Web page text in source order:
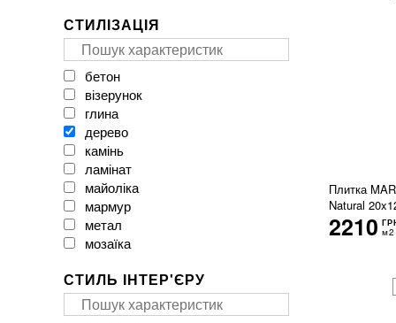
Плитка
Natural
2210 м2
CERAMICHE BRENNERO
CasaInfinita
Ceramica Santa Claus
Ceramika Color
Ceramika Gres
Ceramika Konskie
Cerpa
Cerrad
Cersanit
Cicogres
Click Ceramica
Cristal Ceramica
Dual Gres
EXAGRES
Ecoceramic
СТИЛІЗАЦІЯ
бетон
візерунок
глина
дерево
камінь
ламінат
майоліка
мармур
метал
мозаїка
онікс
паркет
печворк
СТИЛЬ ІНТЕР'ЄРУ